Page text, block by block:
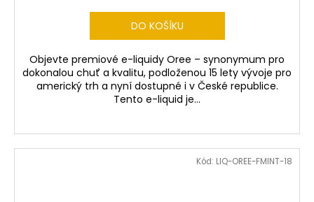
DO KOŠÍKU
Objevte premiové e-liquidy Oree – synonymum pro
dokonalou chuť a kvalitu, podloženou 15 lety vývoje pro
americký trh a nyní dostupné i v České republice.
Tento e-liquid je...
Kód: LIQ-OREE-FMINT-18